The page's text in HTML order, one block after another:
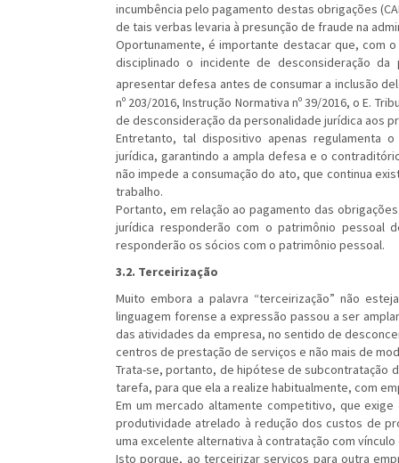
incumbência pelo pagamento destas obrigações
de tais verbas levaria à presunção de fraude na
Oportunamente, é importante destacar que, com
disciplinado o incidente de desconsideração
apresentar defesa antes de consumar a inclusão
nº 203/2016, Instrução Normativa nº 39/2016, o E.
de desconsideração da personalidade jurídica aos
Entretanto, tal dispositivo apenas regulamenta
jurídica, garantindo a ampla defesa e o
não impede a consumação do ato, que continua
trabalho.
Portanto, em relação ao pagamento das
jurídica responderão com o patrimônio pessoal
responderão os sócios com o patrimônio pessoal.
3.2. Terceirização
Muito embora a palavra “terceirização” não
linguagem forense a expressão passou a ser
das atividades da empresa, no sentido de
centros de prestação de serviços e não mais de
Trata-se, portanto, de hipótese de subcontratação
tarefa, para que ela a realize habitualmente, com
Em um mercado altamente competitivo, que
produtividade atrelado à redução dos custos de
uma excelente alternativa à contratação com
Isto porque, ao terceirizar serviços para outra